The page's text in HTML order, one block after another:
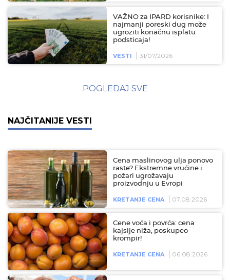
VAŽNO za IPARD korisnike: I
najmanji poreski dug može
ugroziti konačnu isplatu
podsticaja!
VESTI 31/07/2026
POGLEDAJ SVE
NAJČITANIJE VESTI
Cena maslinovog ulja ponovo
raste? Ekstremne vrućine i
požari ugrožavaju
proizvodnju u Evropi
KRETANJE CENA 07.08.2026
Cene voća i povrća: cena
kajsije niža, poskupeo
krompir!
KRETANJE CENA 06.08.2026